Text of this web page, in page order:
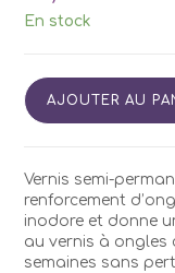
En stock
quantité
de
Vernis
Kodi
AQ50
7ml
AJOUTER AU
Vernis semi-
renforcement
inodore et donne
au vernis à ongles
semaines sans